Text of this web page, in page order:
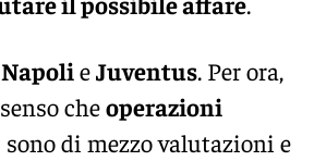
NapolieJuventus. Per ora,
cheoperazioni
di mezzo valutazioni e